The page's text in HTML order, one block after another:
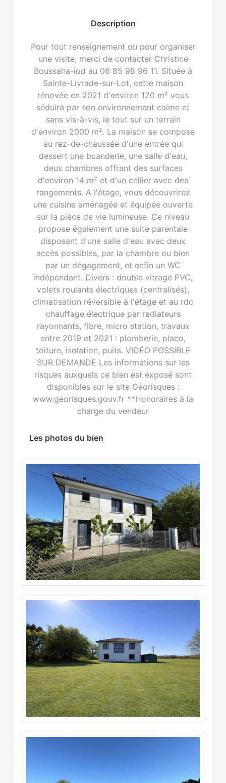
Description
Pour tout renseignement ou pour organiser
une visite, merci de contacter Christine
Boussaha-iod au 06 85 98 96 11. Située à
Sainte-Livrade-sur-Lot, cette maison
rénovée en 2021 d'environ 120 m² vous
séduira par son environnement calme et
sans vis-à-vis, le tout sur un terrain
d'environ 2000 m². La maison se compose
au rez-de-chaussée d'une entrée qui
dessert une buanderie, une salle d'eau,
deux chambres offrant des surfaces
d'environ 14 m² et d'un cellier avec des
rangements. A l'étage, vous découvrirez
une cuisine aménagée et équipée ouverte
sur la pièce de vie lumineuse. Ce niveau
propose également une suite parentale
disposant d'une salle d'eau avec deux
accès possibles, par la chambre ou bien
par un dégagement, et enfin un WC
indépendant. Divers : double vitrage PVC,
volets roulants électriques (centralisés),
climatisation réversible à l'étage et au rdc
chauffage électrique par radiateurs
rayonnants, fibre, micro station, travaux
entre 2019 et 2021 : plomberie, placo,
toiture, isolation, puits. VIDÉO POSSIBLE
SUR DEMANDE Les informations sur les
risques auxquels ce bien est exposé sont
disponibles sur le site Géorisques :
www.georisques.gouv.fr **Honoraires à la
charge du vendeur
Les photos du bien